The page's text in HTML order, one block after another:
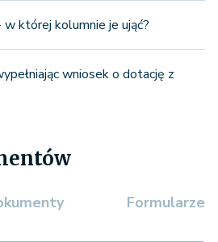
której kolumnie je ująć?
wniosek o dotację z
Formularze